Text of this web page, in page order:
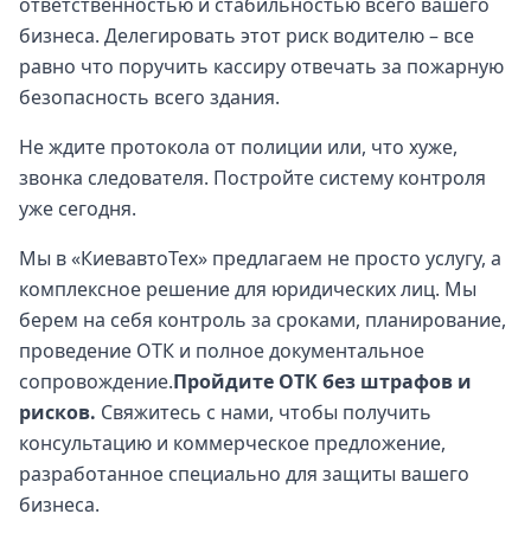
бизнеса. Делегировать этот риск водителю – все
равно что поручить кассиру отвечать за пожарную
безопасность всего здания.
Не ждите протокола от полиции или, что хуже,
звонка следователя. Постройте систему контроля
уже сегодня.
Мы в «КиевавтоТех» предлагаем не просто услугу, а
комплексное решение для юридических лиц. Мы
берем на себя контроль за сроками, планирование,
проведение ОТК и полное документальное
сопровождение.Пройдите ОТК без штрафов и
рисков. Свяжитесь с нами, чтобы получить
консультацию и коммерческое предложение,
разработанное специально для защиты вашего
бизнеса.